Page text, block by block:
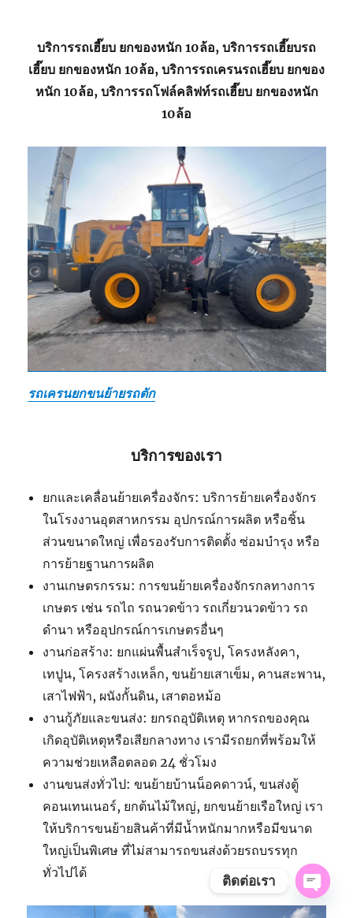
บริการรถเฮี๊ยบ ยกของหนัก 10ล้อ, บริการรถเฮี๊ยบรถ
เฮี๊ยบ ยกของหนัก 10ล้อ, บริการรถเครนรถเฮี๊ยบ ยกของ
หนัก 10ล้อ, บริการรถโฟล์คลิฟท์รถเฮี๊ยบ ยกของหนัก
10ล้อ
รถเครนยกขนย้ายรถตัก
บริการของเรา
ยกและเคลื่อนย้ายเครื่องจักร: บริการย้ายเครื่องจักร
ในโรงงานอุตสาหกรรม อุปกรณ์การผลิต หรือชิ้น
ส่วนขนาดใหญ่ เพื่อรองรับการติดตั้ง ซ่อมบำรุง หรือ
การย้ายฐานการผลิต
งานเกษตรกรรม: การขนย้ายเครื่องจักรกลทางการ
เกษตร เช่น รถไถ รถนวดข้าว รถเกี่ยวนวดข้าว รถ
ดำนา หรืออุปกรณ์การเกษตรอื่นๆ
งานก่อสร้าง: ยกแผ่นพื้นสำเร็จรูป, โครงหลังคา,
เทปูน, โครงสร้างเหล็ก, ขนย้ายเสาเข็ม, คานสะพาน,
เสาไฟฟ้า, ผนังกั้นดิน, เสาตอหม้อ
งานกู้ภัยและขนส่ง: ยกรถอุบัติเหตุ หากรถของคุณ
เกิดอุบัติเหตุหรือเสียกลางทาง เรามีรถยกที่พร้อมให้
ความช่วยเหลือตลอด 24 ชั่วโมง
งานขนส่งทั่วไป: ขนย้ายบ้านน็อคดาวน์, ขนส่งตู้
คอนเทนเนอร์, ยกต้นไม้ใหญ่, ยกขนย้ายเรือใหญ่ เรา
ให้บริการขนย้ายสินค้าที่มีน้ำหนักมากหรือมีขนาด
ใหญ่เป็นพิเศษ ที่ไม่สามารถขนส่งด้วยรถบรรทุก
ทั่วไปได้
ติดต่อเรา
OPEN